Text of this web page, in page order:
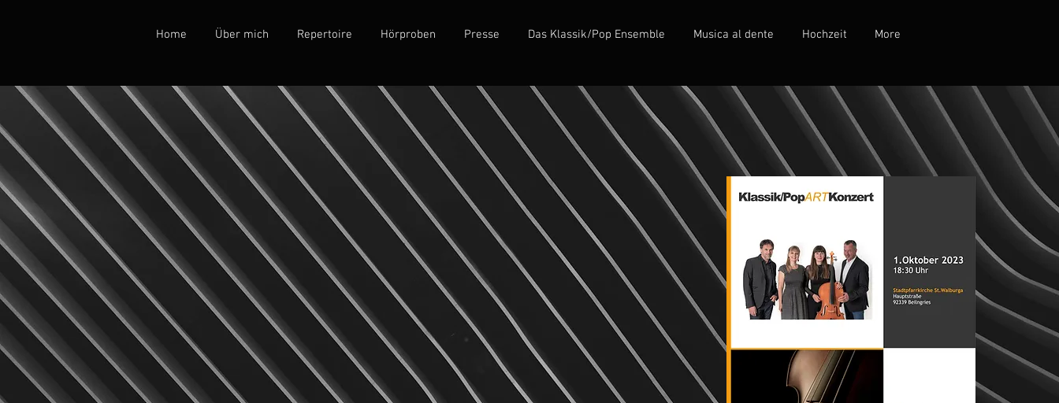
Home Über mich Repertoire Hörproben Presse Das Klassik/Pop Ensemble Musica al dente Hochzeit More